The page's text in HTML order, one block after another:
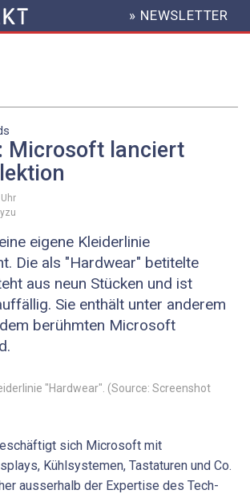
HEADER
MENU
» NEWSLETTER
Microsoft lanciert
Uhr
eigene Kleiderlinie
Die als "Hardwear" betitelte
aus neun Stücken und ist
Sie enthält unter anderem
berühmten Microsoft
"Hardwear". (Source: Screenshot
sich Microsoft mit
Kühlsystemen, Tastaturen und Co.
ausserhalb der Expertise des Tech-